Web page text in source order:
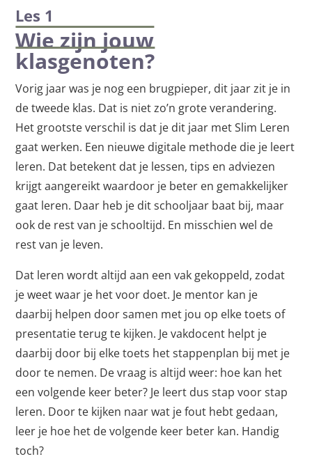
Les 1
Wie zijn jouw
klasgenoten?
Vorig jaar was je nog een brugpieper, dit jaar zit je in
de tweede klas. Dat is niet zo’n grote verandering.
Het grootste verschil is dat je dit jaar met Slim Leren
gaat werken. Een nieuwe digitale methode die je leert
leren. Dat betekent dat je lessen, tips en adviezen
krijgt aangereikt waardoor je beter en gemakkelijker
gaat leren. Daar heb je dit schooljaar baat bij, maar
ook de rest van je schooltijd. En misschien wel de
rest van je leven.
Dat leren wordt altijd aan een vak gekoppeld, zodat
je weet waar je het voor doet. Je mentor kan je
daarbij helpen door samen met jou op elke toets of
presentatie terug te kijken. Je vakdocent helpt je
daarbij door bij elke toets het stappenplan bij met je
door te nemen. De vraag is altijd weer: hoe kan het
een volgende keer beter? Je leert dus stap voor stap
leren. Door te kijken naar wat je fout hebt gedaan,
leer je hoe het de volgende keer beter kan. Handig
toch?